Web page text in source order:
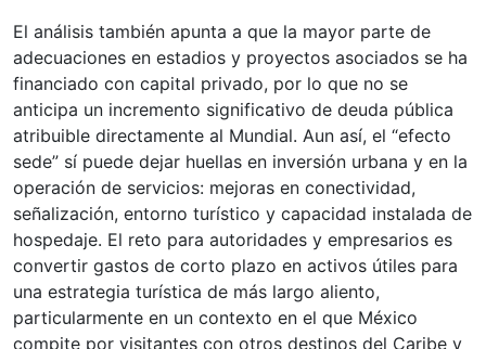
El análisis también apunta a que la mayor parte de
adecuaciones en estadios y proyectos asociados se ha
financiado con capital privado, por lo que no se
anticipa un incremento significativo de deuda pública
atribuible directamente al Mundial. Aun así, el “efecto
sede” sí puede dejar huellas en inversión urbana y en la
operación de servicios: mejoras en conectividad,
señalización, entorno turístico y capacidad instalada de
hospedaje. El reto para autoridades y empresarios es
convertir gastos de corto plazo en activos útiles para
una estrategia turística de más largo aliento,
particularmente en un contexto en el que México
compite por visitantes con otros destinos del Caribe y